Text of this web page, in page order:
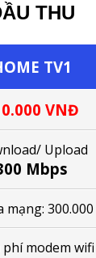
THU
TV1
VNĐ
Upload
Mbps
mạng:
modem wifi